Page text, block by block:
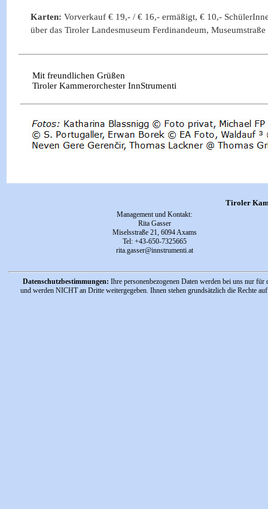
Karten: Vorverkauf € 19,- / € 16,- ermäßigt, € 10,-
über das Tiroler Landesmuseum Ferdinandeum,
Mit freundlichen Grüßen
Tiroler Kammerorchester InnStrumenti
Tiroler
Management und Kontakt:
Rita Gasser
Miselsstraße 21, 6094 Axams
Tel: +43-650-7325665
rita.gasser@innstrumenti.at
Datenschutzbestimmungen: Ihre personenbezogenen Daten werden bei uns nur
und werden NICHT an Dritte weitergegeben. Ihnen stehen grundsätzlich die Rechte